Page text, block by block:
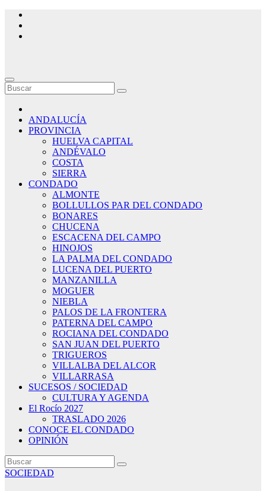
Saltar
contenido
ANDALUCÍA
PROVINCIA
HUELVA CAPITAL
ANDÉVALO
COSTA
SIERRA
CONDADO
ALMONTE
BOLLULLOS PAR DEL CONDADO
BONARES
CHUCENA
ESCACENA DEL CAMPO
HINOJOS
LA PALMA DEL CONDADO
LUCENA DEL PUERTO
MANZANILLA
MOGUER
NIEBLA
PALOS DE LA FRONTERA
PATERNA DEL CAMPO
ROCIANA DEL CONDADO
SAN JUAN DEL PUERTO
TRIGUEROS
VILLALBA DEL ALCOR
VILLARRASA
SUCESOS / SOCIEDAD
CULTURA Y AGENDA
El Rocío 2027
TRASLADO 2026
CONOCE EL CONDADO
OPINIÓN
SOCIEDAD